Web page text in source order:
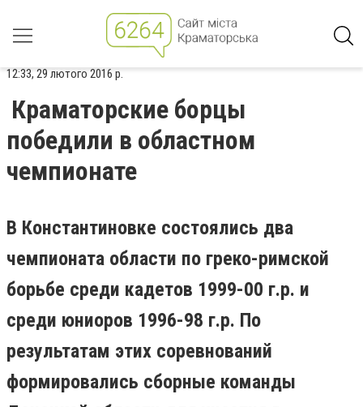
12:33, 29 лютого 2016 р.
Краматорские борцы
победили в областном
чемпионате
В Константиновке состоялись два
чемпионата области по греко-римской
борьбе среди кадетов 1999-00 г.р. и
среди юниоров 1996-98 г.р. По
результатам этих соревнований
формировались сборные команды